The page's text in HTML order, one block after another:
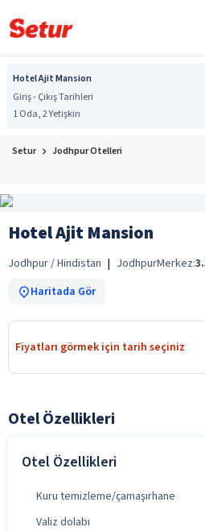
Hotel Ajit Mansion
Giriş - Çıkış Tarihleri
1 Oda, 2 Yetişkin
Setur Jodhpur Otelleri
Hotel Ajit Mansion
Jodhpur / Hindistan | JodhpurMerkez:
Haritada Gör
Fiyatları görmek için tarih seçiniz
Otel Özellikleri
Otel Özellikleri
Kuru temizleme/çamaşırhane
Valiz dolabı